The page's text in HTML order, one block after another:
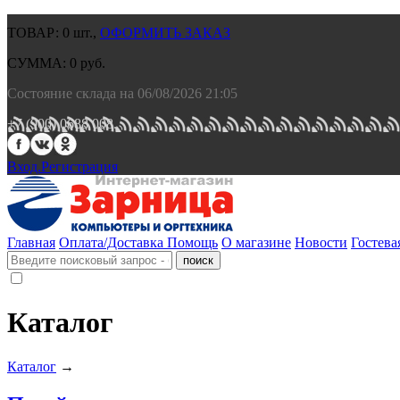
ТОВАР: 0 шт., ОФОРМИТЬ ЗАКАЗ
СУММА: 0 руб.
Состояние склада на 06/08/2026 21:05
+7 (900) 0688 008.
Вход.Регистрация
Главная Оплата/Доставка Помощь О магазине Новости
Каталог
Каталог →